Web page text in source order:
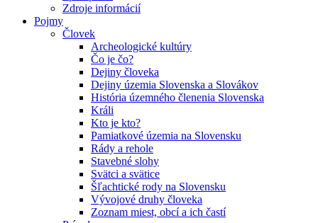
Zdroje informácií
Pojmy
Človek
Archeologické kultúry
Čo je čo?
Dejiny človeka
Dejiny územia Slovenska a Slovákov
História územného členenia Slovenska
Králi
Kto je kto?
Pamiatkové územia na Slovensku
Rády a rehole
Stavebné slohy
Svätci a svätice
Šľachtické rody na Slovensku
Vývojové druhy človeka
Zoznam miest, obcí a ich častí